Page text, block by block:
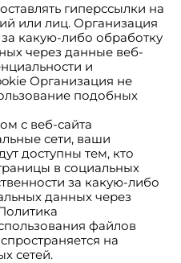
гиперссылки на
или лиц. Организация
за какую-либо обработку
через данные веб-
и
Организация не
подобных
с веб-сайта
сети, ваши
доступны тем, кто
в социальных
за какую-либо
данных через
файлов
на
сетей.